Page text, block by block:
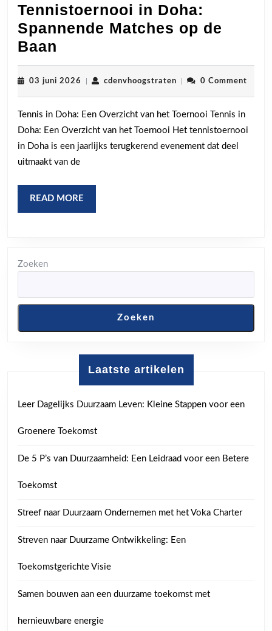
Tennistoernooi in Doha:
Spannende Matches op de
Baan
in
Doha:
Spannende
Matches
op
de
03 juni 2026 03
cdenvhoogstratencdenvhoogstraten
0 Comment
Tennis in Doha: Een Overzicht van het Toernooi Tennis in
Doha: Een Overzicht van het Toernooi Het tennistoernooi
in Doha is een jaarlijks terugkerend evenement dat deel
uitmaakt van de
READ MORE
MORE
Zoeken
Zoeken
Laatste artikelen
Leer Dagelijks Duurzaam Leven: Kleine Stappen voor een
Groenere Toekomst
De 5 P’s van Duurzaamheid: Een Leidraad voor een Betere
Toekomst
Streef naar Duurzaam Ondernemen met het Voka Charter
Streven naar Duurzame Ontwikkeling: Een
Toekomstgerichte Visie
Samen bouwen aan een duurzame toekomst met
hernieuwbare energie